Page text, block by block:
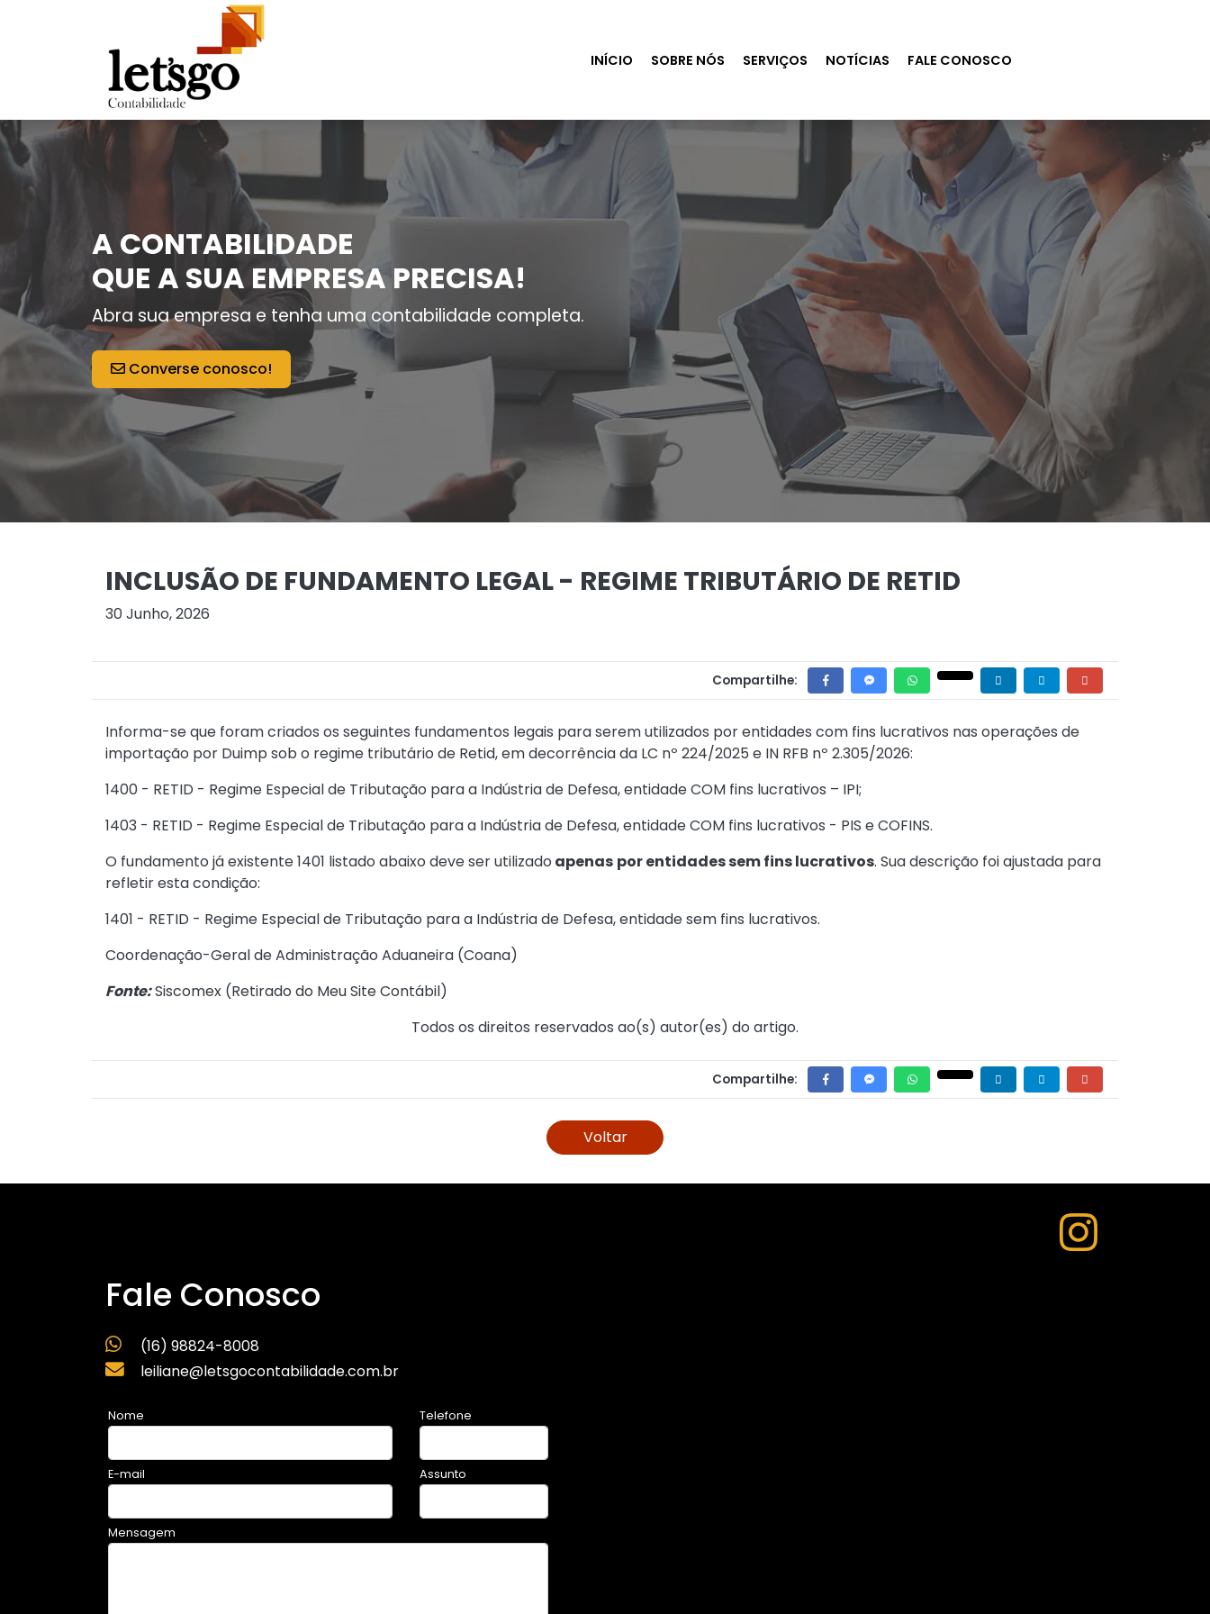
INÍCIO SOBRE NÓS SERVIÇOS NOTÍCIAS FALE CONOSCO
A CONTABILIDADE
QUE A SUA EMPRESA PRECISA!
Abra sua empresa e tenha uma contabilidade completa.
Converse conosco!
INCLUSÃO DE FUNDAMENTO LEGAL - REGIME TRIBUTÁRIO DE RETID
30 Junho, 2026
Compartilhe:
Informa-se que foram criados os seguintes fundamentos legais para serem utilizados por entidades com fins lucrativos nas operações de
importação por Duimp sob o regime tributário de Retid, em decorrência da LC nº 224/2025 e IN RFB nº 2.305/2026:
1400 - RETID - Regime Especial de Tributação para a Indústria de Defesa, entidade COM fins lucrativos – IPI;
1403 - RETID - Regime Especial de Tributação para a Indústria de Defesa, entidade COM fins lucrativos - PIS e COFINS.
O fundamento já existente 1401 listado abaixo deve ser utilizado apenas por entidades sem fins lucrativos. Sua descrição foi ajustada para
refletir esta condição:
1401 - RETID - Regime Especial de Tributação para a Indústria de Defesa, entidade sem fins lucrativos.
Coordenação-Geral de Administração Aduaneira (Coana)
Fonte:Siscomex (Retirado do Meu Site Contábil)
Todos os direitos reservados ao(s) autor(es) do artigo.
Compartilhe:
Voltar
Fale Conosco
(16) 98824-8008
leiliane@letsgocontabilidade.com.br
Nome Telefone
E-mail Assunto
Mensagem